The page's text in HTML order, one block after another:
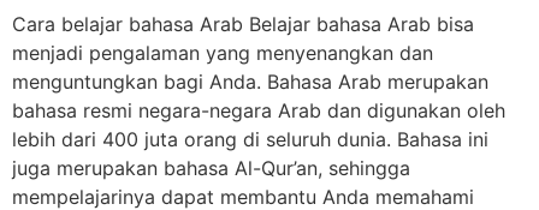
Cara belajar bahasa Arab Belajar bahasa Arab bisa
menjadi pengalaman yang menyenangkan dan
menguntungkan bagi Anda. Bahasa Arab merupakan
bahasa resmi negara-negara Arab dan digunakan oleh
lebih dari 400 juta orang di seluruh dunia. Bahasa ini
juga merupakan bahasa Al-Qur’an, sehingga
mempelajarinya dapat membantu Anda memahami